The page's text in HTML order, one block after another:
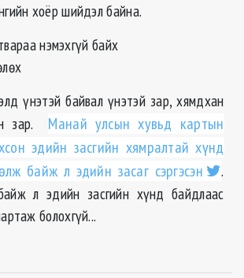
хоёр шийдэл байна.
нэмэхгүй байх
үнэтэй байвал үнэтэй зар, хямдхан
зар. Манай улсын хувьд картын
эдийн засгийн хямралтай хүнд
байж л эдийн засаг сэргэсэн
.
л эдийн засгийн хүнд байдлаас
болохгүй...